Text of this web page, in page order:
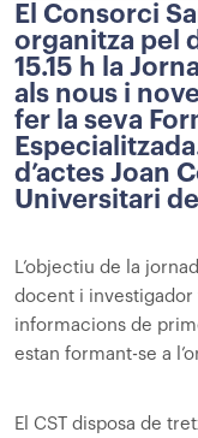
El Consorci
organitza pel
15.15 h la
als nous i
fer la seva
d’actes Joan
Universitari
L’objectiu de la
docent i investigador
informacions de
estan formant-se a
El CST disposa de